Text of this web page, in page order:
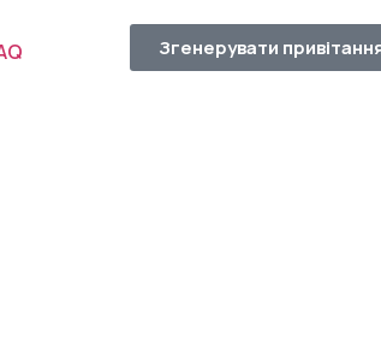
Згенерувати